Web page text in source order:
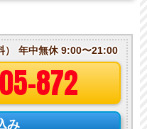
年中無休 9:00〜21:00
872
み